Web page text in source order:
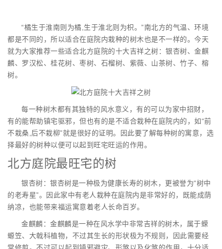
“橘生于淮南则为橘,生于淮北则为枳。”南北方的气温、环境
都是不同的，所以适合在庭院内栽种的树木也是不一样的。今天
就为大家推荐一些适合北方庭院的十大吉祥之树：银杏树、金麒
麟、罗汉松、桂花树、枣树、石榴树、紫薇、山茶树、竹子、榕
树。
每一种树木都有其独特的风水意义，有的可以为家中招财，
有的能帮助镇宅驱邪，但也有的是不适合栽种在庭院内的，如“前
不栽桑,后不栽柳”就是很好的证明。因此要了解每种树的寓意，选
择最好的树种以便可以起到旺宅旺运的作用。
北方庭院最旺宅的树
银杏树：银杏树是一种极为健康长寿的树木，更被誉为“树中
的老寿星”。因此家中有老人栽种在庭院内是非常好的，既能成荫
纳凉，也能带来福运寓意着老人长命百岁。
金麒麟：金麒麟是一种在风水学中非常吉祥的树木，属于蝾
螈笠、大戟科植物，不过其生长的形状极为不规则，因此需要经